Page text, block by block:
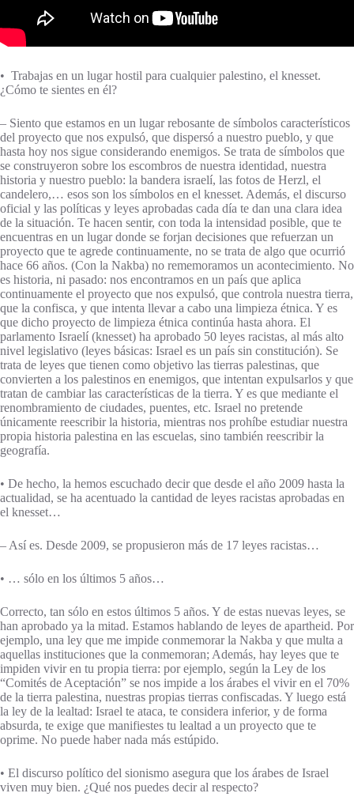
• Trabajas en un lugar hostil para cualquier palestino, el knesset.
¿Cómo te sientes en él?
– Siento que estamos en un lugar rebosante de símbolos característicos
del proyecto que nos expulsó, que dispersó a nuestro pueblo, y que
hasta hoy nos sigue considerando enemigos. Se trata de símbolos que
se construyeron sobre los escombros de nuestra identidad, nuestra
historia y nuestro pueblo: la bandera israelí, las fotos de Herzl, el
candelero,… esos son los símbolos en el knesset. Además, el discurso
oficial y las políticas y leyes aprobadas cada día te dan una clara idea
de la situación. Te hacen sentir, con toda la intensidad posible, que te
encuentras en un lugar donde se forjan decisiones que refuerzan un
proyecto que te agrede continuamente, no se trata de algo que ocurrió
hace 66 años. (Con la Nakba) no rememoramos un acontecimiento. No
es historia, ni pasado: nos encontramos en un país que aplica
continuamente el proyecto que nos expulsó, que controla nuestra tierra,
que la confisca, y que intenta llevar a cabo una limpieza étnica. Y es
que dicho proyecto de limpieza étnica continúa hasta ahora. El
parlamento Israelí (knesset) ha aprobado 50 leyes racistas, al más alto
nivel legislativo (leyes básicas: Israel es un país sin constitución). Se
trata de leyes que tienen como objetivo las tierras palestinas, que
convierten a los palestinos en enemigos, que intentan expulsarlos y que
tratan de cambiar las características de la tierra. Y es que mediante el
renombramiento de ciudades, puentes, etc. Israel no pretende
únicamente reescribir la historia, mientras nos prohíbe estudiar nuestra
propia historia palestina en las escuelas, sino también reescribir la
geografía.
• De hecho, la hemos escuchado decir que desde el año 2009 hasta la
actualidad, se ha acentuado la cantidad de leyes racistas aprobadas en
el knesset…
– Así es. Desde 2009, se propusieron más de 17 leyes racistas…
• … sólo en los últimos 5 años…
Correcto, tan sólo en estos últimos 5 años. Y de estas nuevas leyes, se
han aprobado ya la mitad. Estamos hablando de leyes de apartheid. Por
ejemplo, una ley que me impide conmemorar la Nakba y que multa a
aquellas instituciones que la conmemoran; Además, hay leyes que te
impiden vivir en tu propia tierra: por ejemplo, según la Ley de los
“Comités de Aceptación” se nos impide a los árabes el vivir en el 70%
de la tierra palestina, nuestras propias tierras confiscadas. Y luego está
la ley de la lealtad: Israel te ataca, te considera inferior, y de forma
absurda, te exige que manifiestes tu lealtad a un proyecto que te
oprime. No puede haber nada más estúpido.
• El discurso político del sionismo asegura que los árabes de Israel
viven muy bien. ¿Qué nos puedes decir al respecto?